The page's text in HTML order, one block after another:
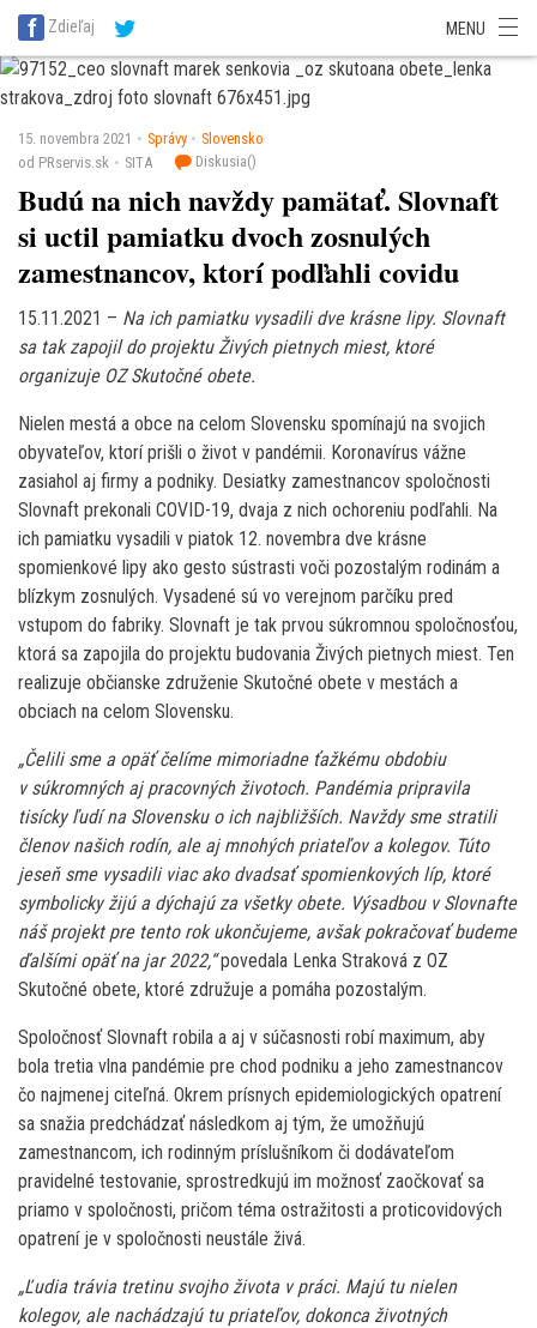
SITA Energetika
SITA Potravinárstvo
Zdieľaj MENU
15. novembra 2021 Správy
Slovensko
od PRservis.sk
SITA Diskusia()
Budú na nich navždy pamätať. Slovnaft
si uctil pamiatku dvoch zosnulých
zamestnancov, ktorí podľahli covidu
15.11.2021 – Na ich pamiatku vysadili dve krásne lipy. Slovnaft
sa tak zapojil do projektu Živých pietnych miest, ktoré
organizuje OZ Skutočné obete.
Nielen mestá a obce na celom Slovensku spomínajú na svojich
obyvateľov, ktorí prišli o život v pandémii. Koronavírus vážne
zasiahol aj firmy a podniky. Desiatky zamestnancov spoločnosti
Slovnaft prekonali COVID-19, dvaja z nich ochoreniu podľahli. Na
ich pamiatku vysadili v piatok 12. novembra dve krásne
spomienkové lipy ako gesto sústrasti voči pozostalým rodinám a
blízkym zosnulých. Vysadené sú vo verejnom parčíku pred
vstupom do fabriky. Slovnaft je tak prvou súkromnou spoločnosťou,
ktorá sa zapojila do projektu budovania Živých pietnych miest. Ten
realizuje občianske združenie Skutočné obete v mestách a
obciach na celom Slovensku.
„Čelili sme a opäť čelíme mimoriadne ťažkému obdobiu
v súkromných aj pracovných životoch. Pandémia pripravila
tisícky ľudí na Slovensku o ich najbližších. Navždy sme stratili
členov našich rodín, ale aj mnohých priateľov a kolegov. Túto
jeseň sme vysadili viac ako dvadsať spomienkových líp, ktoré
symbolicky žijú a dýchajú za všetky obete. Výsadbou v Slovnafte
náš projekt pre tento rok ukončujeme, avšak pokračovať budeme
ďalšími opäť na jar 2022,“povedala Lenka Straková z OZ
Skutočné obete, ktoré združuje a pomáha pozostalým.
Spoločnosť Slovnaft robila a aj v súčasnosti robí maximum, aby
bola tretia vlna pandémie pre chod podniku a jeho zamestnancov
čo najmenej citeľná. Okrem prísnych epidemiologických opatrení
sa snažia predchádzať následkom aj tým, že umožňujú
zamestnancom, ich rodinným príslušníkom či dodávateľom
pravidelné testovanie, sprostredkujú im možnosť zaočkovať sa
priamo v spoločnosti, pričom téma ostražitosti a proticovidových
opatrení je v spoločnosti neustále živá.
„Ľudia trávia tretinu svojho života v práci. Majú tu nielen
kolegov, ale nachádzajú tu priateľov, dokonca životných